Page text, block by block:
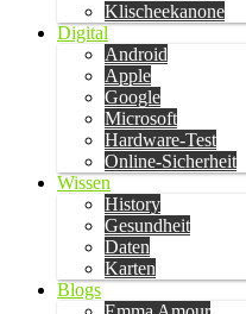
Klischeekanone
Digital
Android
Apple
Google
Microsoft
Hardware-Test
Online-Sicherheit
Wissen
History
Gesundheit
Daten
Karten
Blogs